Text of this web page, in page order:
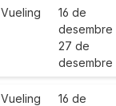
Vueling
16 de
desembre
27 de
desembre
Vueling
16 de